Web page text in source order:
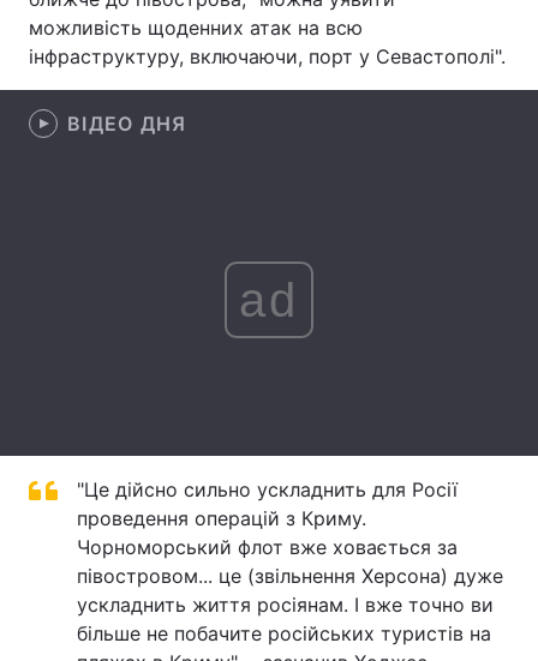
Здоров'я Туризм
Цікавинки Погода
Екологія
Думки
Послуги
можливість щоденних атак на всю
інфраструктуру, включаючи, порт у Севастополі".
ВІДЕО ДНЯ
ad
"Це дійсно сильно ускладнить для Росії
проведення операцій з Криму.
Чорноморський флот вже ховається за
півостровом... це (звільнення Херсона) дуже
ускладнить життя росіянам. І вже точно ви
більше не побачите російських туристів на